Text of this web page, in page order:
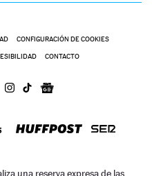
CONFIGURACIÓN DE COOKIES
CONTACTO
una reserva expresa de las